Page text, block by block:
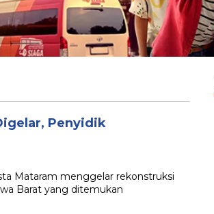
Penyidik
Mataram menggelar rekonstruksi
Barat yang ditemukan